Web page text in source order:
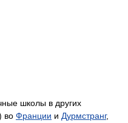
школы в других
во Франции и Дурмстранг,